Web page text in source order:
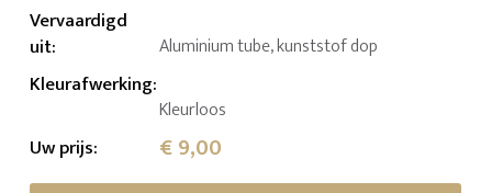
Vervaardigd
uit: Aluminium tube, kunststof dop
Kleurafwerking:
Kleurloos
Uw prijs: € 9,00